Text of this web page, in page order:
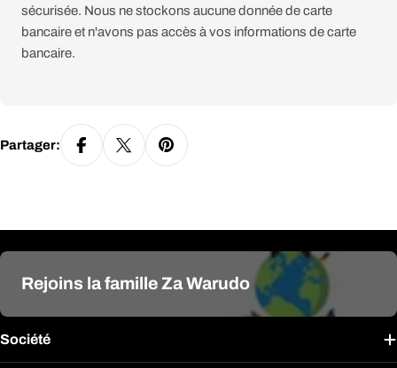
paiement
sécurisée. Nous ne stockons aucune donnée de carte
bancaire et n'avons pas accès à vos informations de carte
bancaire.
Partager:
Rejoins la famille Za Warudo
Société